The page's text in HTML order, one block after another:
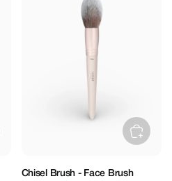
Chisel Brush - Face Brush